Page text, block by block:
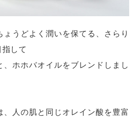
うどよく潤いを保てる、さらり
して
、ホホバオイルをブレンドしまし
、人の肌と同じオレイン酸を豊富